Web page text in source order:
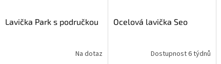
Lavička Park s područkou
Na dotaz
Ocelová lavička Seo
Dostupnost 6 týdnů